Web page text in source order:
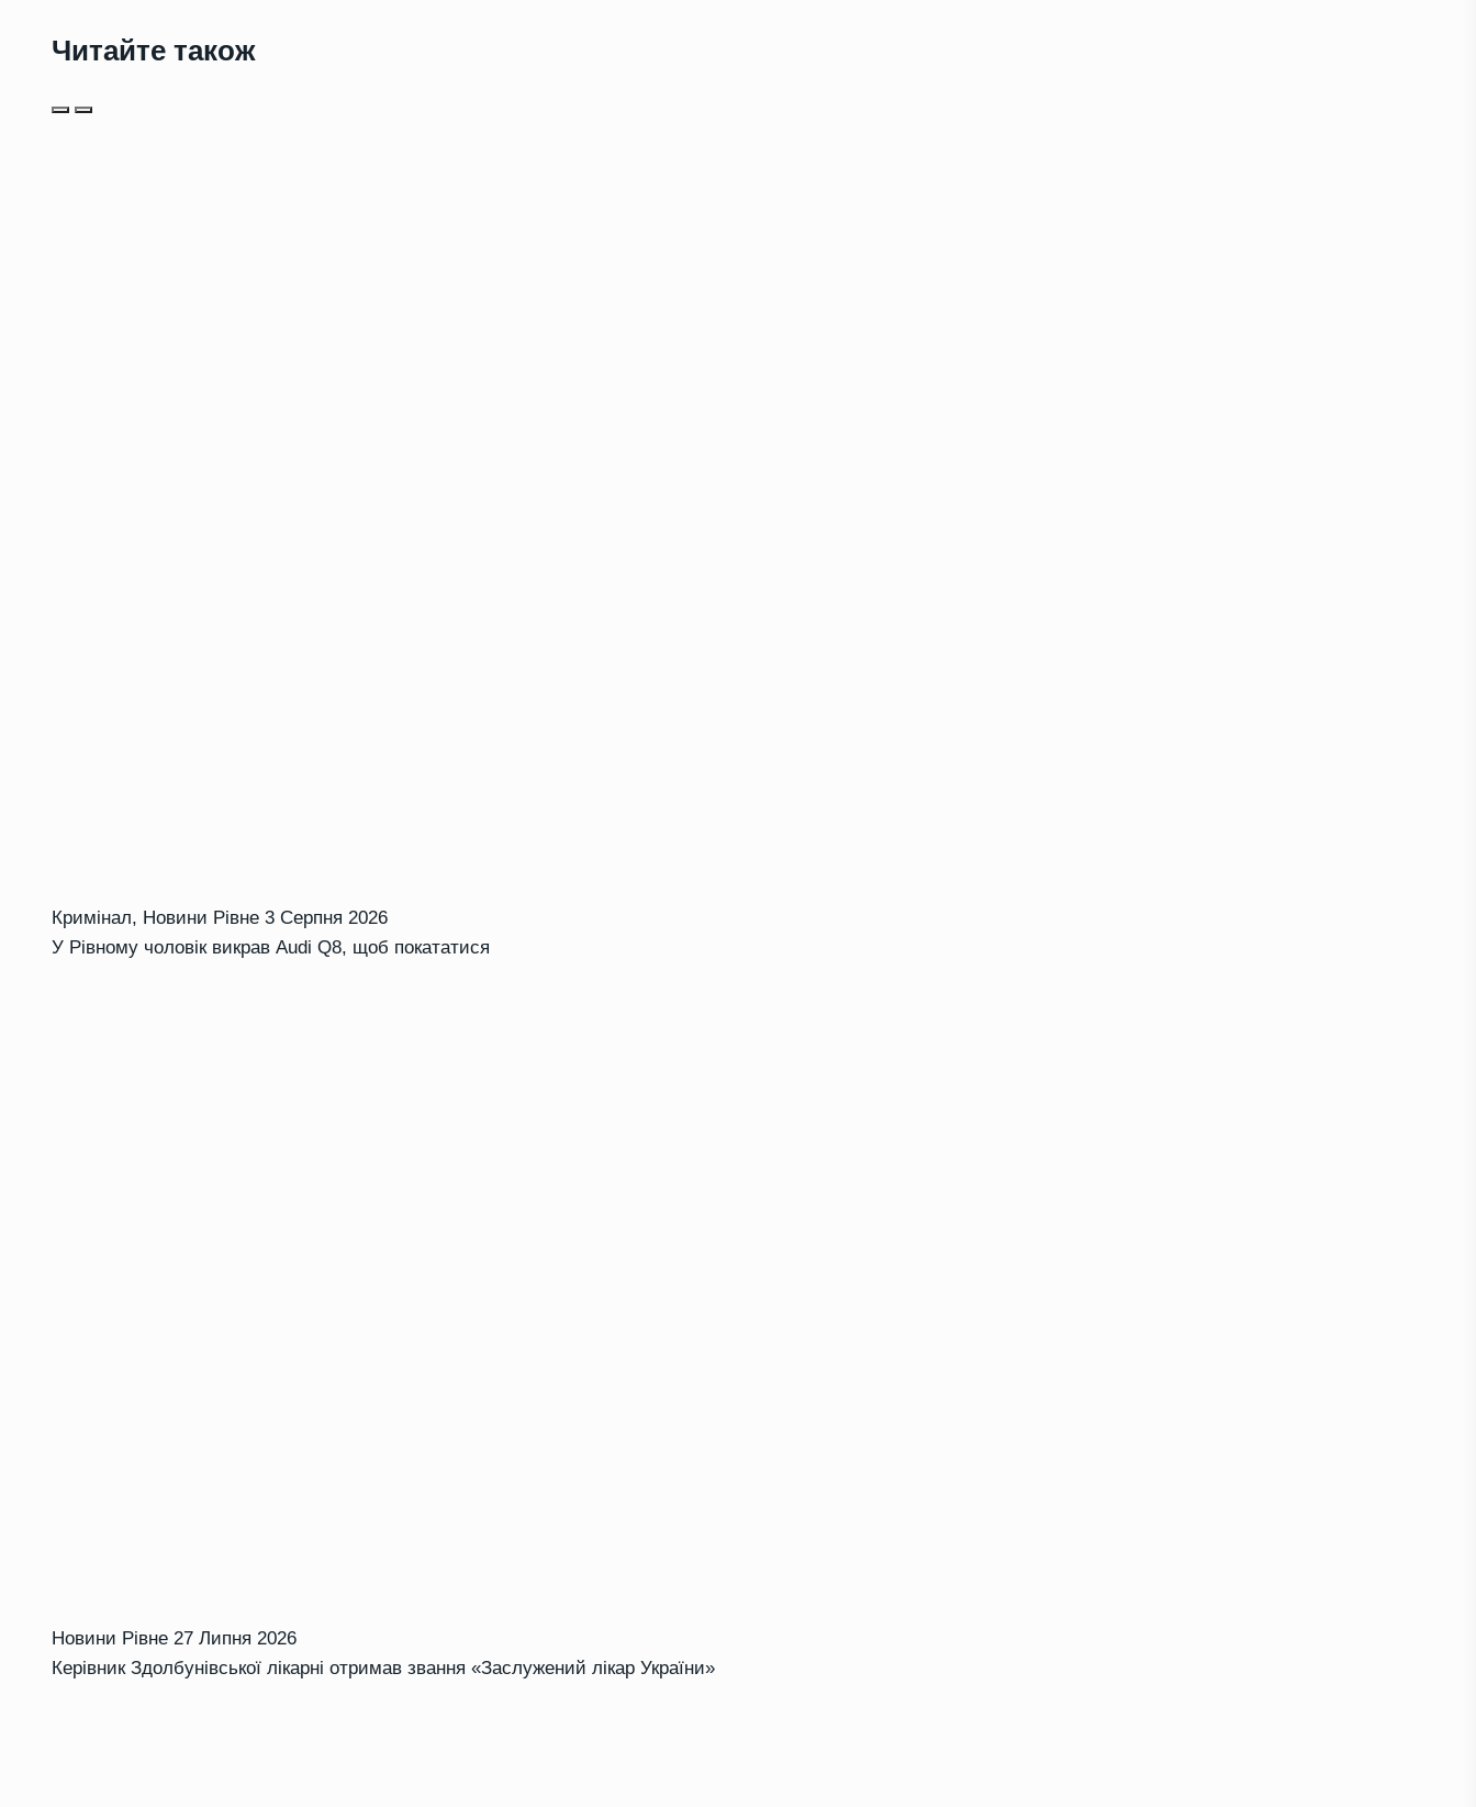
Читайте також
Кримінал, Новини Рівне 3 Серпня 2026
У Рівному чоловік викрав Audi Q8, щоб покататися
Новини Рівне 27 Липня 2026
Керівник Здолбунівської лікарні отримав звання «Заслужений лікар України»